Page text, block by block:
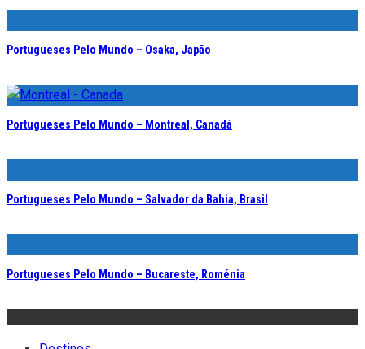
Portugueses Pelo Mundo – Osaka, Japão
Portugueses Pelo Mundo – Montreal, Canadá
Portugueses Pelo Mundo – Salvador da Bahia, Brasil
Portugueses Pelo Mundo – Bucareste, Roménia